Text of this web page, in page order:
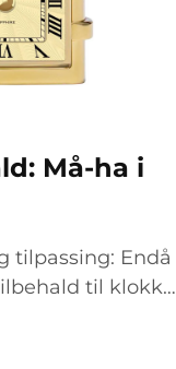
Må-ha i
tilpassing: Endå
til klokkar
og